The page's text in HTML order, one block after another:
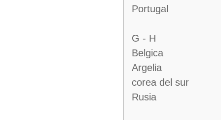
Portugal
G - H
Belgica
Argelia
corea del sur
Rusia